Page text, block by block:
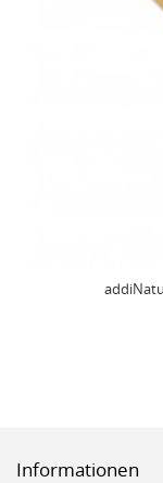
Informationen